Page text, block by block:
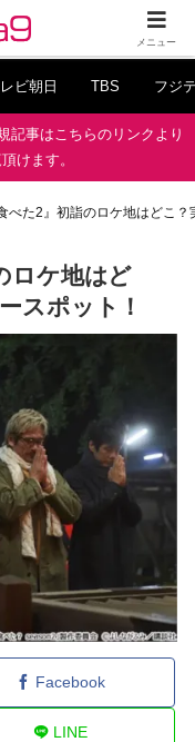
ビ朝日 TBS フジ
記事はこちらのリンクより
けます。
べた2』初詣のロケ地はどこ
ロケ地はど
スポット！
Facebook
LINE
メニュー